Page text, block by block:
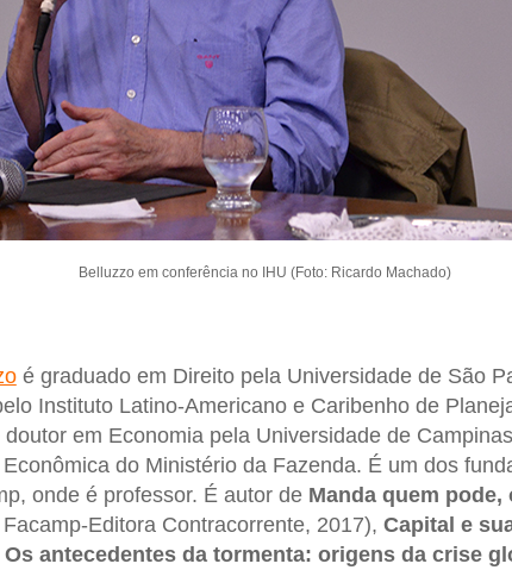
Belluzzo em conferência no IHU (Foto: Ricardo Machado)
é graduado em Direito pela Universidade de São
Instituto Latino-Americano e Caribenho de
em Economia pela Universidade de
do Ministério da Fazenda. É um dos
onde é professor. É autor de Manda quem pode,
Editora Contracorrente, 2017), Capital e
Os antecedentes da tormenta: origens da crise